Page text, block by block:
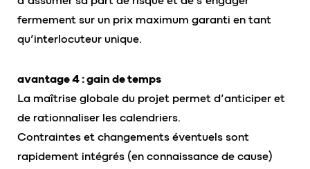
fermement sur un prix maximum garanti en tant
qu’interlocuteur unique.
avantage 4 : gain de temps
La maîtrise globale du projet permet d’anticiper et
de rationnaliser les calendriers.
Contraintes et changements éventuels sont
rapidement intégrés (en connaissance de cause)